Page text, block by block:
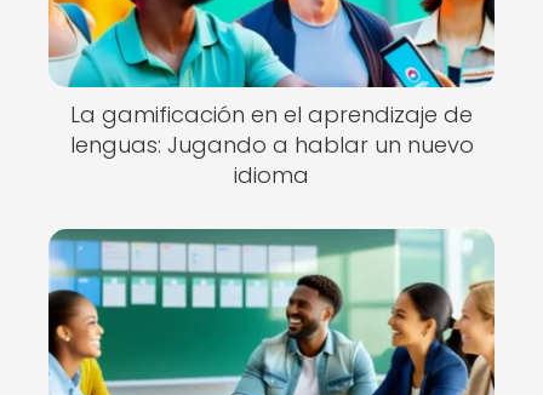
La gamificación en el aprendizaje de
lenguas: Jugando a hablar un nuevo
idioma